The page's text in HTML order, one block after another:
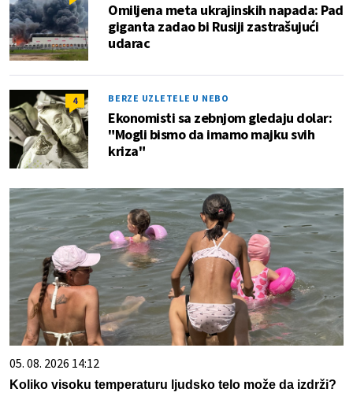
Omiljena meta ukrajinskih napada: Pad
giganta zadao bi Rusiji zastrašujući
udarac
4 BERZE UZLETELE U NEBO
Ekonomisti sa zebnjom gledaju dolar:
"Mogli bismo da imamo majku svih
kriza"
05. 08. 2026 14:12
Koliko visoku temperaturu ljudsko telo može da izdrži?